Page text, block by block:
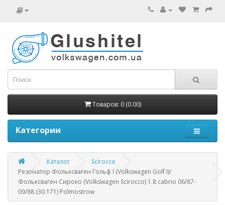
Товаров: 0 (0.00)
Категории
Каталог
Scirocco
Резонатор Фольксваген Гольф I (Volkswagen Golf I)/
Фольксваген Сироко (Volkswagen Scirocco) 1.8 cabrio 06/87-
09/88 (30.171) Polmostrow